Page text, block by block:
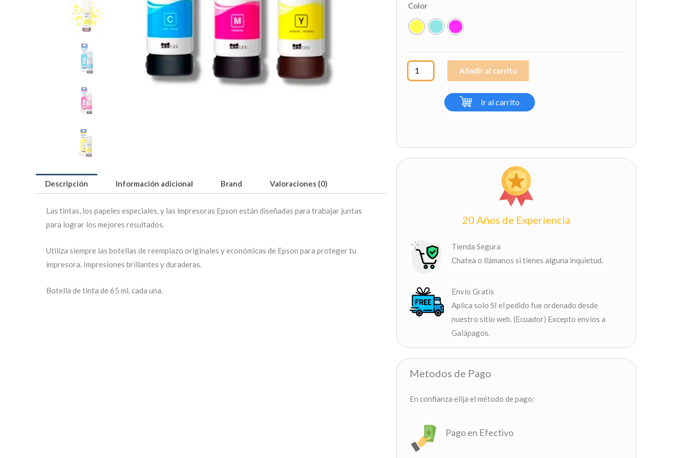
Color
Tinta
Original
Epson
(Color)
para
Añadir al carrito
Ir al carrito
Descripción Información adicional Brand Valoraciones (0)
Las tintas, los papeles especiales, y las impresoras Epson están diseñadas para trabajar juntas
para lograr los mejores resultados.
Utiliza siempre las botellas de reemplazo originales y económicas de Epson para proteger tu
impresora. Impresiones brillantes y duraderas.
Botella de tinta de 65 ml. cada una.
20 Años de Experiencia
Tienda Segura
Chatea o llámanos si tienes alguna inquietud.
Envío Gratis
Aplica solo SI el pedido fue ordenado desde
nuestro sitio web. (Ecuador) Excepto envios a
Galápagos.
Metodos de Pago
En confianza elija el método de pago:
Pago en Efectivo